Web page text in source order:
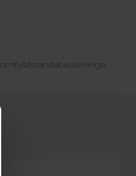
afstandsbedieninge